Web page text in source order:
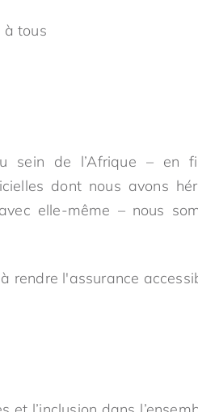
à tous
sein de l’Afrique – en
dont nous avons
elle-même – nous
rendre l'assurance